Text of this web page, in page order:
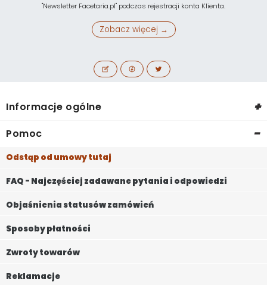
"Newsletter Facetaria.pl" podczas rejestracji konta Klienta.
Zobacz więcej →
Informacje ogólne +
Pomoc -
Odstąp od umowy tutaj
FAQ - Najczęściej zadawane pytania i odpowiedzi
Objaśnienia statusów zamówień
Sposoby płatności
Zwroty towarów
Reklamacje